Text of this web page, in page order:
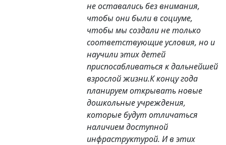
не оставались без внимания,
чтобы они были в социуме,
чтобы мы создали не только
соответствующие условия, но и
научили этих детей
приспосабливаться к дальнейшей
взрослой жизни.К концу года
планируем открывать новые
дошкольные учреждения,
которые будут отличаться
наличием доступной
инфраструктурой. И в этих